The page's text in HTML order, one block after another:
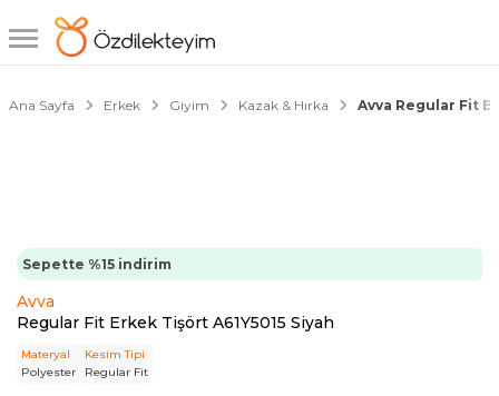
Ana Sayfa Erkek Giyim Kazak & Hırka Avva Regular Fit
Sepette %15 indirim
Avva
Regular Fit Erkek Tişört A61Y5015 Siyah
Materyal
Polyester
Kesim Tipi
Regular Fit
1/8